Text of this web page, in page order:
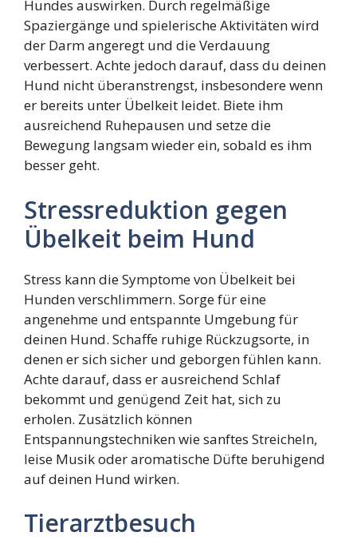
Hundes auswirken. Durch regelmäßige
Spaziergänge und spielerische Aktivitäten wird
der Darm angeregt und die Verdauung
verbessert. Achte jedoch darauf, dass du deinen
Hund nicht überanstrengst, insbesondere wenn
er bereits unter Übelkeit leidet. Biete ihm
ausreichend Ruhepausen und setze die
Bewegung langsam wieder ein, sobald es ihm
besser geht.
Stressreduktion gegen
Übelkeit beim Hund
Stress kann die Symptome von Übelkeit bei
Hunden verschlimmern. Sorge für eine
angenehme und entspannte Umgebung für
deinen Hund. Schaffe ruhige Rückzugsorte, in
denen er sich sicher und geborgen fühlen kann.
Achte darauf, dass er ausreichend Schlaf
bekommt und genügend Zeit hat, sich zu
erholen. Zusätzlich können
Entspannungstechniken wie sanftes Streicheln,
leise Musik oder aromatische Düfte beruhigend
auf deinen Hund wirken.
Tierarztbesuch